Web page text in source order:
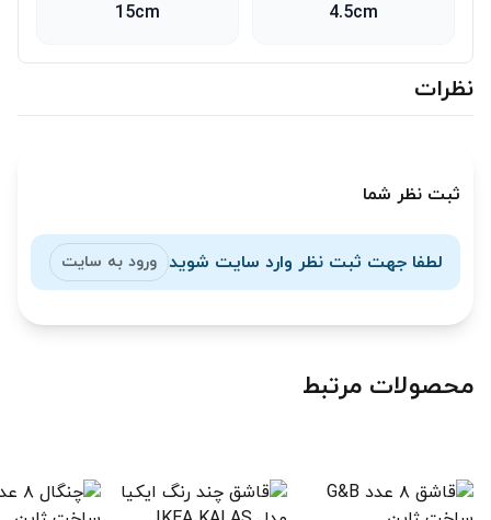
4.5cm
15cm
نظرات
ثبت نظر شما
لطفا جهت ثبت نظر وارد سایت شوید ورود به سایت
محصولات مرتبط